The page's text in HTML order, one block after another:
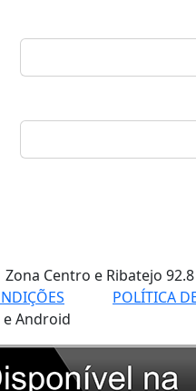
Zona Centro e Ribatejo 92.8
POLÍTICA
Android